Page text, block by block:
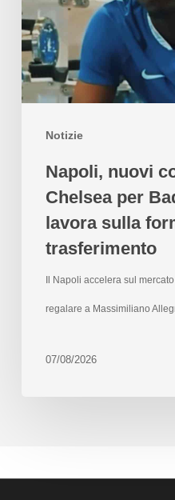
Notizie
Napoli, nuovi
Chelsea per
lavora sulla
trasferimento
Il Napoli accelera sul
regalare a Massimiliano
07/08/2026